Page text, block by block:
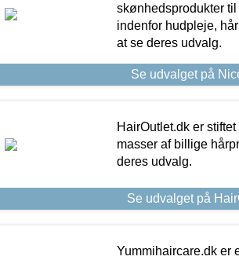
skønhedsprodukter
indenfor hudpleje,
at se deres udvalg.
Se udvalget på
HairOutlet.dk er
masser af billige
deres udvalg.
Se udvalget på
Yummihaircare.dk er